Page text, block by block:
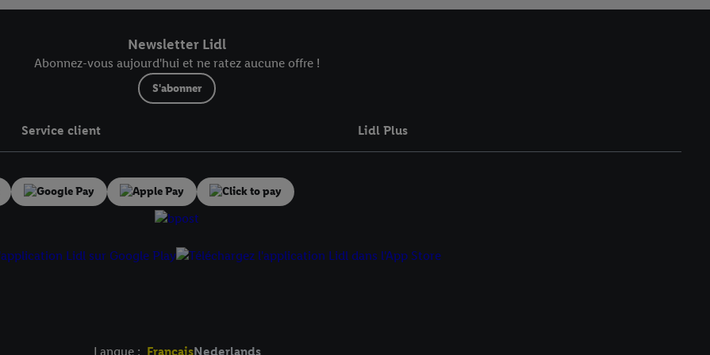
Newsletter Lidl
Abonnez-vous aujourd'hui et ne ratez aucune offre !
S'abonner
Service client Lidl Plus
Langue : FrançaisNederlands